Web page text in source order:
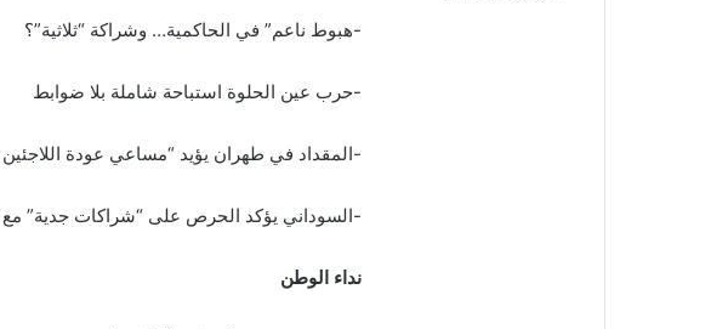
-هبوط ناعم” في الحاكمية… وشراكة “ثلاثية”؟
-حرب عين الحلوة استباحة شاملة بلا ضوابط
-المقداد في طهران يؤيد “مساعي عودة
-السوداني يؤكد الحرص على “شراكات جدية”
نداء الوطن